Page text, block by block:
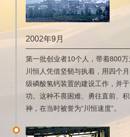
2002年9月
第一批创业者10个人，带着800万
川恒人凭借坚韧与执着，用四个
级磷酸氢钙装置的建设工作，并
功。这种不畏困难、勇往直前、
神，在当时被誉为“川恒速度”。